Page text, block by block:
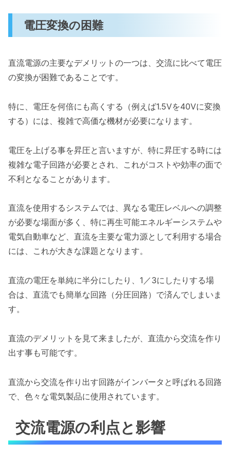
電圧変換の困難
直流電源の主要なデメリットの一つは、交流に比べて電圧
の変換が困難であることです。
特に、電圧を何倍にも高くする（例えば1.5Vを40Vに変換
する）には、複雑で高価な機材が必要になります。
電圧を上げる事を昇圧と言いますが、特に昇圧する時には
複雑な電子回路が必要とされ、これがコストや効率の面で
不利となることがあります。
直流を使用するシステムでは、異なる電圧レベルへの調整
が必要な場面が多く、特に再生可能エネルギーシステムや
電気自動車など、直流を主要な電力源として利用する場合
には、これが大きな課題となります。
直流の電圧を単純に半分にしたり、1／3にしたりする場
合は、直流でも簡単な回路（分圧回路）で済んでしまいま
す。
直流のデメリットを見て来ましたが、直流から交流を作り
出す事も可能です。
直流から交流を作り出す回路がインバータと呼ばれる回路
で、色々な電気製品に使用されています。
交流電源の利点と影響